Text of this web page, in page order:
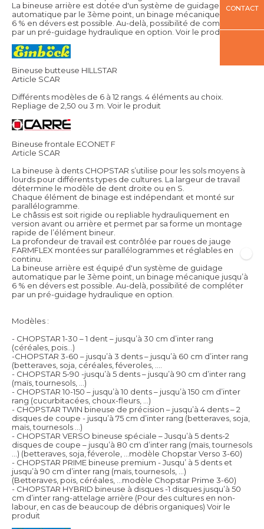
La bineuse arrière est dotée d'un système de guidage
automatique par le 3ème point, un binage mécanique jusqu'à
6 % en dévers est possible. Au-delà, possibilité de compléter
par un pré-guidage hydraulique en option. Voir le produit
Bineuse butteuse HILLSTAR
Article SCAR
Différents modèles de 6 à 12 rangs. 4 éléments au choix.
Repliage de 2,50 ou 3 m. Voir le produit
Bineuse frontale ECONET F
Article SCAR
La bineuse à dents CHOPSTAR s’utilise pour les sols moyens à
lourds pour différents types de cultures. La largeur de travail
détermine le modèle de dent droite ou en S.
Chaque élément de binage est indépendant et monté sur
parallélogramme.
Le châssis est soit rigide ou repliable hydrauliquement en
version avant ou arrière et permet par sa forme un montage
rapide de l’élément bineur.
La profondeur de travail est contrôlée par roues de jauge
FARMFLEX montées sur parallélogrammes et réglables en
continu.
La bineuse arrière est équipé d'un système de guidage
automatique par le 3ème point, un binage mécanique jusqu’à
6 % en dévers est possible. Au-delà, possibilité de compléter
par un pré-guidage hydraulique en option.
Modèles :
- CHOPSTAR 1-30 – 1 dent – jusqu’à 30 cm d’inter rang
(céréales, pois…)
-CHOPSTAR 3-60 – jusqu’à 3 dents – jusqu’à 60 cm d’inter rang
(betteraves, soja, céréales, féveroles, ….
- CHOPSTAR 5-90 -jusqu’à 5 dents – jusqu’à 90 cm d’inter rang
(maïs, tournesols, …)
- CHOPSTAR 10-150 – jusqu’à 10 dents – jusqu’à 150 cm d’inter
rang (cucurbitacées, choux-fleurs, …)
- CHOPSTAR TWIN bineuse de précision – jusqu’à 4 dents – 2
disques de coupe - jusqu’à 75 cm d’inter rang (betteraves, soja,
maïs, tournesols …)
- CHOPSTAR VERSO bineuse spéciale – Jusqu’à 5 dents-2
disques de coupe – jusqu’à 80 cm d’inter rang (maïs, tournesols
…) (betteraves, soja, féverole, …modèle Chopstar Verso 3-60)
- CHOPSTAR PRIME bineuse premium - Jusqu’ à 5 dents et
jusqu’à 90 cm d’inter rang (maïs, tournesols, …)
(Betteraves, pois, céréales, …modèle Chopstar Prime 3-60)
- CHOPSTAR HYBRID bineuse à disques -1 disques jusqu’à 50
cm d’inter rang-attelage arrière (Pour des cultures en non-
labour, en cas de beaucoup de débris organiques) Voir le
produit
CONTACT